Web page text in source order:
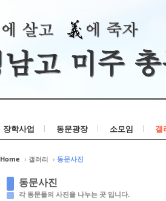
장학사업 동문광장 소모임 갤
Home › 갤러리 › 동문사진
동문사진
각 동문들의 사진을 나누는 곳 입니다.